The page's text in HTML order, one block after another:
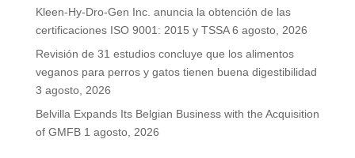
Kleen-Hy-Dro-Gen Inc. anuncia la obtención de las
certificaciones ISO 9001: 2015 y TSSA 6 agosto, 2026
Revisión de 31 estudios concluye que los alimentos
veganos para perros y gatos tienen buena digestibilidad
3 agosto, 2026
Belvilla Expands Its Belgian Business with the Acquisition
of GMFB 1 agosto, 2026